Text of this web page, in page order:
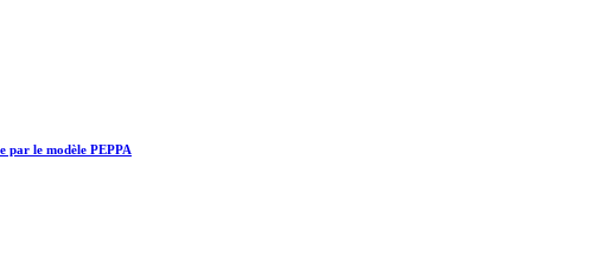
par le modèle PEPPA